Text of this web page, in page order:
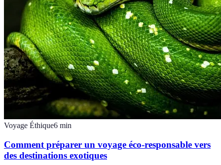
Voyage Éthique6 min
Comment préparer un voyage éco-responsable vers
des destinations exotiques